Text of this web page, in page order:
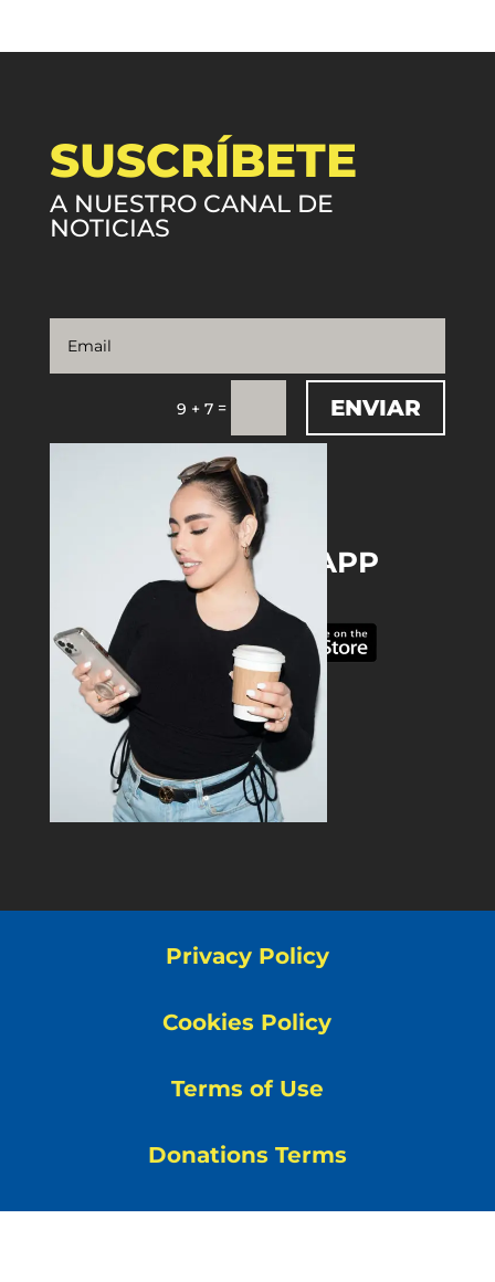
SUSCRÍBETE
A NUESTRO CANAL DE
NOTICIAS
9 + 7 = ENVIAR
DOWNLOAD THE APP
Privacy Policy
Cookies Policy
Terms of Use
Donations Terms